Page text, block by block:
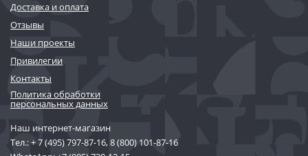
Доставка и оплата
Отзывы
Наши проекты
Привилегии
Контакты
Политика обработки
персональных данных
Наш интернет-магазин
Тел.:+ 7 (495) 797-87-16,8 (800) 101-87-16